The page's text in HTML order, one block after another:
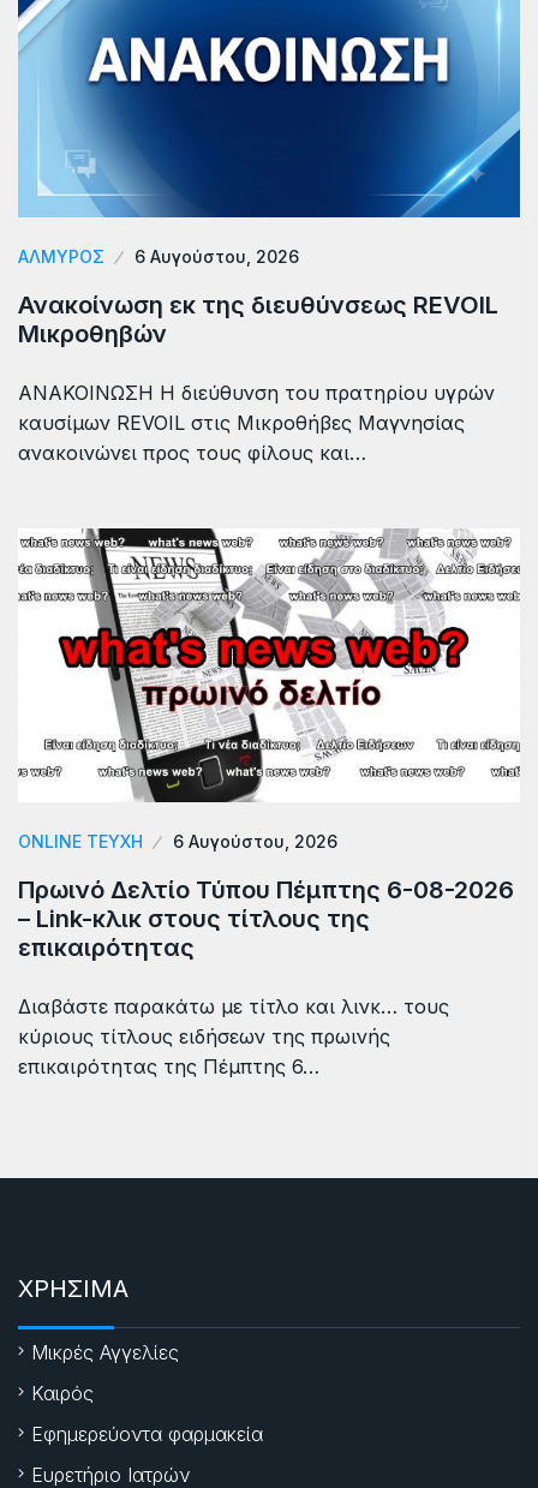
ΑΛΜΥΡΟΣ 6 Αυγούστου, 2026
Ανακοίνωση εκ της διευθύνσεως REVOIL
Μικροθηβών
ΑΝΑΚΟΙΝΩΣΗ Η διεύθυνση του πρατηρίου υγρών
καυσίμων REVOIL στις Μικροθήβες Μαγνησίας
ανακοινώνει προς τους φίλους και…
ONLINE ΤΕΎΧΗ 6 Αυγούστου, 2026
Πρωινό Δελτίο Τύπου Πέμπτης 6-08-2026
– Link-κλικ στους τίτλους της
επικαιρότητας
Διαβάστε παρακάτω με τίτλο και λινκ… τους
κύριους τίτλους ειδήσεων της πρωινής
επικαιρότητας της Πέμπτης 6…
ΧΡΗΣΙΜΑ
Μικρές Αγγελίες
Καιρός
Εφημερεύοντα φαρμακεία
Ευρετήριο Ιατρών